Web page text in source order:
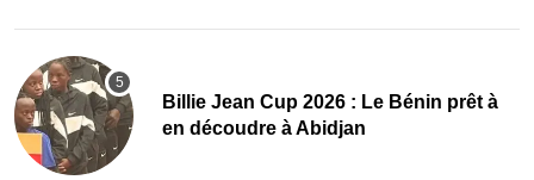
Billie Jean Cup 2026 : Le Bénin prêt à
en découdre à Abidjan